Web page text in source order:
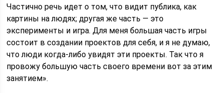
Частично речь идет о том, что видит публика, как
картины на людях; другая же часть — это
эксперименты и игра. Для меня большая часть игры
состоит в создании проектов для себя, и я не думаю,
что люди когда-либо увидят эти проекты. Так что я
провожу большую часть своего времени вот за этим
занятием».